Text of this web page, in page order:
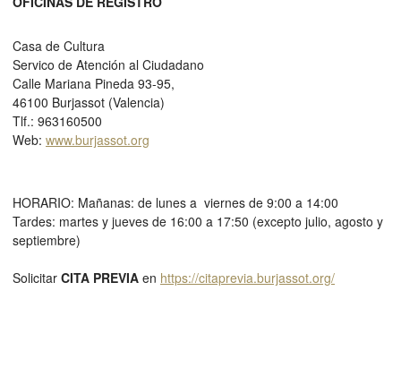
Casa de Cultura
Servico de Atención al Ciudadano
Calle Mariana Pineda 93-95,
46100 Burjassot (Valencia)
Tlf.: 963160500
Web: www.burjassot.org
HORARIO: Mañanas: de lunes a viernes de 9:00 a 14:00
Tardes: martes y jueves de 16:00 a 17:50 (excepto julio, agosto y
septiembre)
Solicitar CITA PREVIA en https://citaprevia.burjassot.org/